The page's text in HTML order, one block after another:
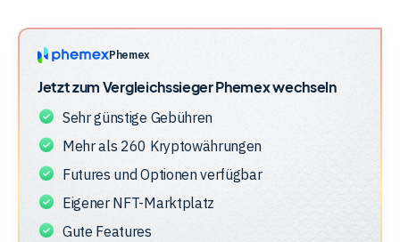
Unternehmensstruktur
der
Phemex
Jetzt zum VergleichssiegerPhemexwechseln
Sehr günstige Gebühren
Mehr als 260 Kryptowährungen
Futures und Optionen verfügbar
Eigener NFT-Marktplatz
Gute Features